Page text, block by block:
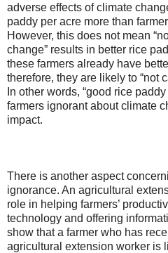
adverse effects of climate
paddy per acre more than
However, this does not mean
change” results in better rice
these farmers already have
therefore, they are likely to “not
In other words, “good rice
farmers ignorant about climate
impact.
There is another aspect
ignorance. An agricultural
role in helping farmers’
technology and offering
show that a farmer who has
agricultural extension worker is